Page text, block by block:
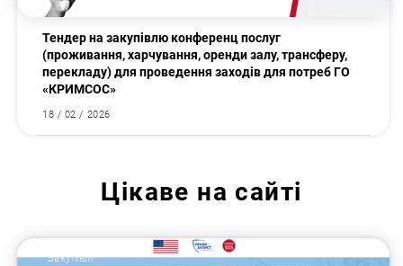
Тендер на закупівлю конференц послуг
(проживання, харчування, оренди залу, трансферу,
перекладу) для проведення заходів для потреб ГО
«КРИМСОС»
18 / 02 / 2026
Цікаве на сайті
Закупівлі